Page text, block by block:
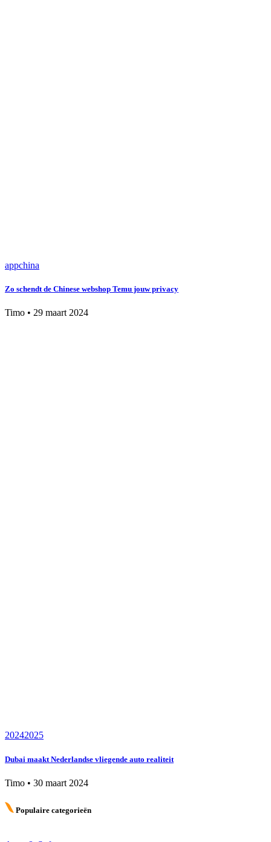
appchina
Zo schendt de Chinese webshop Temu jouw privacy
Timo • 29 maart 2024
20242025
Dubai maakt Nederlandse vliegende auto realiteit
Timo • 30 maart 2024
Populaire categorieën